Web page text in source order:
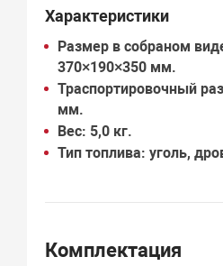
Характеристики
Размер в собраном
370×190×350 мм.
Траспортировочный
мм.
Вес: 5,0 кг.
Тип топлива: уголь,
Комплектация